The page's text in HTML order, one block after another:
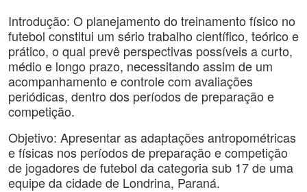
Introdução: O planejamento do treinamento físico no
futebol constitui um sério trabalho científico, teórico e
prático, o qual prevê perspectivas possíveis a curto,
médio e longo prazo, necessitando assim de um
acompanhamento e controle com avaliações
periódicas, dentro dos períodos de preparação e
competição.
Objetivo: Apresentar as adaptações antropométricas
e físicas nos períodos de preparação e competição
de jogadores de futebol da categoria sub 17 de uma
equipe da cidade de Londrina, Paraná.